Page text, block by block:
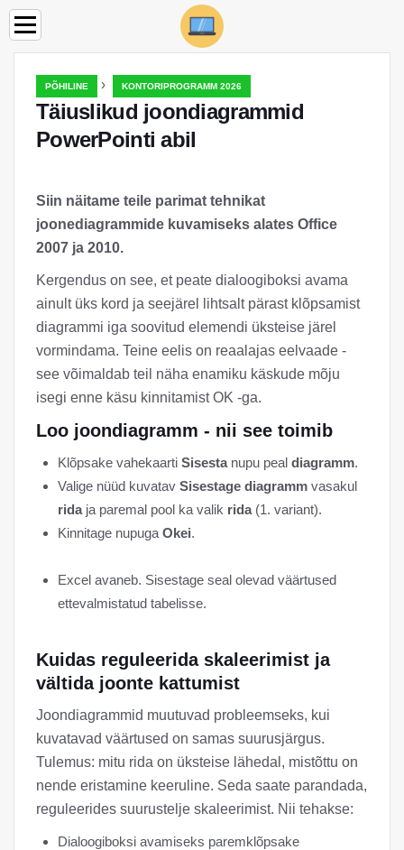
PÕHILINE › KONTORIPROGRAMM 2026
Täiuslikud joondiagrammid
PowerPointi abil
Siin näitame teile parimat tehnikat
joonediagrammide kuvamiseks alates Office
2007 ja 2010.
Kergendus on see, et peate dialoogiboksi avama
ainult üks kord ja seejärel lihtsalt pärast klõpsamist
diagrammi iga soovitud elemendi üksteise järel
vormindama. Teine eelis on reaalajas eelvaade -
see võimaldab teil näha enamiku käskude mõju
isegi enne käsu kinnitamist OK -ga.
Loo joondiagramm - nii see toimib
Klõpsake vahekaarti Sisestanupu peal diagramm.
Valige nüüd kuvatav Sisestage diagramm vasakul
ridaja paremal pool ka valik rida(1. variant).
Kinnitage nupuga Okei.
Excel avaneb. Sisestage seal olevad väärtused
ettevalmistatud tabelisse.
Kuidas reguleerida skaleerimist ja
vältida joonte kattumist
Joondiagrammid muutuvad probleemseks, kui
kuvatavad väärtused on samas suurusjärgus.
Tulemus: mitu rida on üksteise lähedal, mistõttu on
nende eristamine keeruline. Seda saate parandada,
reguleerides suurustelje skaleerimist. Nii tehakse:
Dialoogiboksi avamiseks paremklõpsake